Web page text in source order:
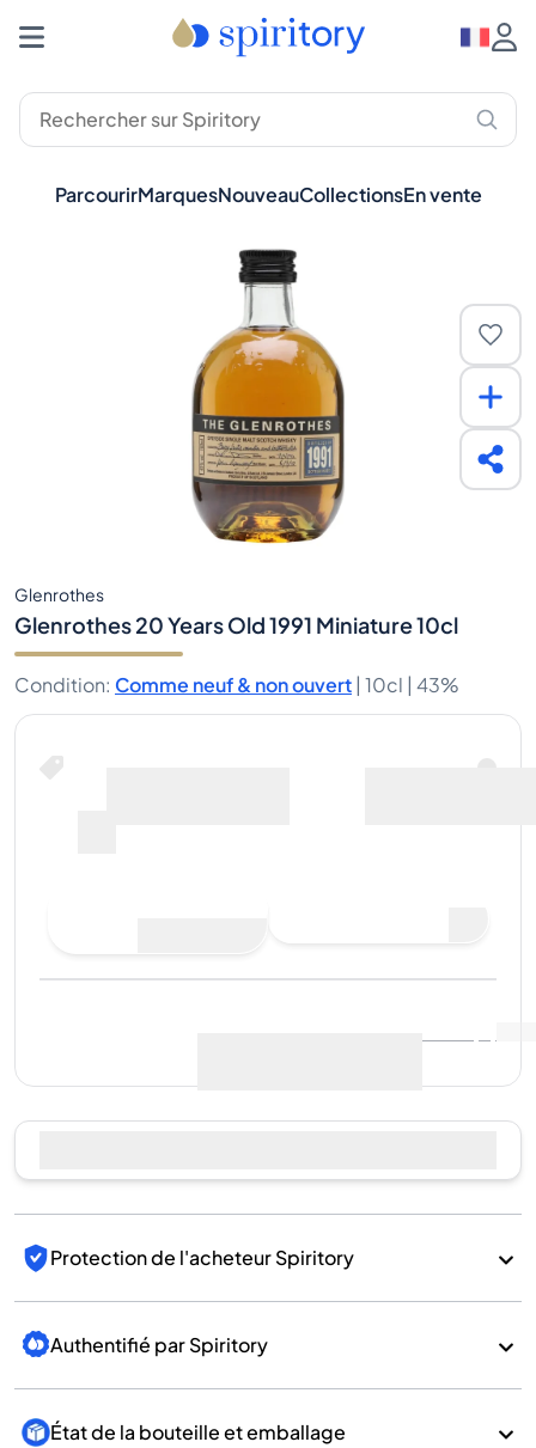
ParcourirMarquesNouveauCollectionsEn vente
Glenrothes
Glenrothes 20 Years Old 1991 Miniature 10cl
Condition: Comme neuf & non ouvert | 10cl | 43%
Protection de l'acheteur Spiritory
Authentifié par Spiritory
État de la bouteille et emballage